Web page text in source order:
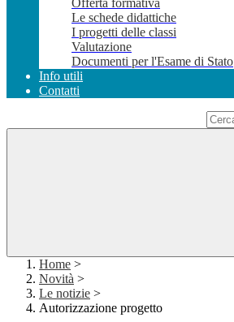
Offerta formativa
Le schede didattiche
I progetti delle classi
Valutazione
Documenti per l'Esame di Stato
Info utili
Contatti
Home >
Novità >
Le notizie >
Autorizzazione progetto